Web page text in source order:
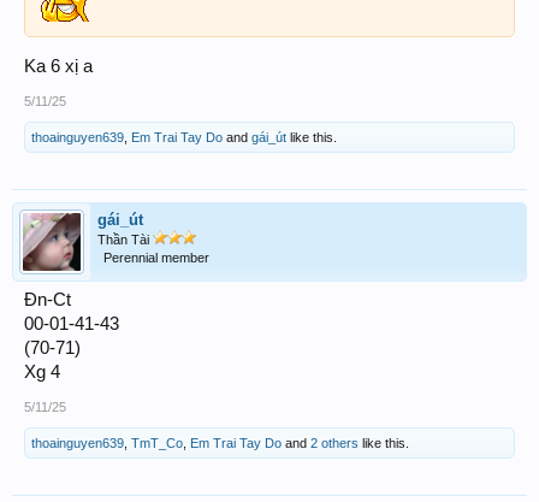
Ka 6 xị a
5/11/25
thoainguyen639 Em Trai Tay Do and gái_út like this.
gái_út
Thần Tài
Perennial member
Đn-Ct
00-01-41-43
(70-71)
Xg 4
5/11/25
thoainguyen639 TmT_Co Em Trai Tay Do and 2 others like this.